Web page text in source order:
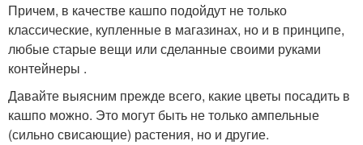
Причем, в качестве кашпо подойдут не только
классические, купленные в магазинах, но и в принципе,
любые старые вещи или сделанные своими руками
контейнеры .
Давайте выясним прежде всего, какие цветы посадить в
кашпо можно. Это могут быть не только ампельные
(сильно свисающие) растения, но и другие.